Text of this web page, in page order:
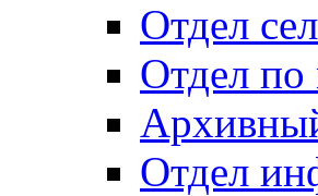
Отдел
Отдел
Отдел